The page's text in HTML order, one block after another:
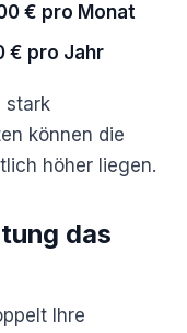
€ pro Monat
€ pro Jahr
stark
können die
höher liegen.
das
Ihre